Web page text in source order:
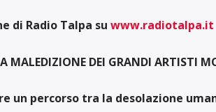
di Radio Talpa su www.radiotalpa.it
MALEDIZIONE DEI GRANDI ARTISTI
un percorso tra la desolazione